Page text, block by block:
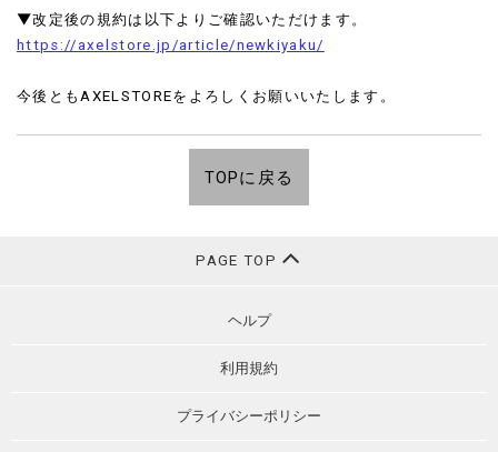
▼改定後の規約は以下よりご確認いただけます。
https://axelstore.jp/article/newkiyaku/
今後ともAXELSTOREをよろしくお願いいたします。
TOPに戻る
PAGE TOP
ヘルプ
利用規約
プライバシーポリシー